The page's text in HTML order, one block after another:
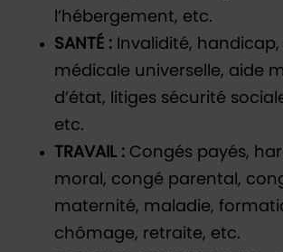
l’hébergement, etc.
SANTÉ : Invalidité,
médicale universelle, aide
d’état, litiges sécurité
etc.
TRAVAIL : Congés payés,
moral, congé parental,
maternité, maladie,
chômage, retraite, etc.